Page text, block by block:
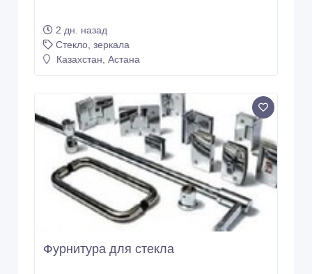
2 дн. назад
Стекло, зеркала
Казахстан, Астана
Фурнитура для стекла